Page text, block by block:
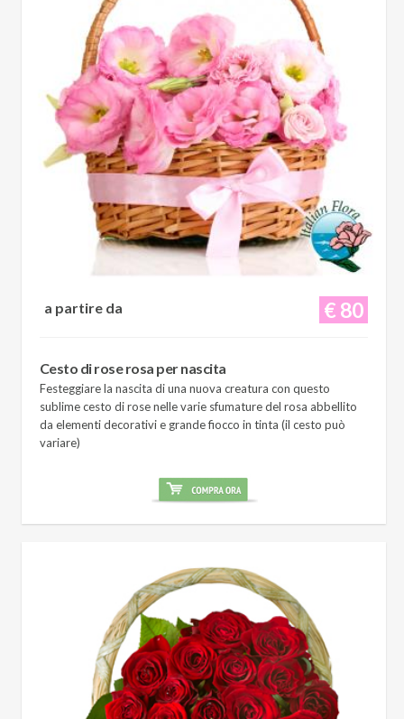
€ 80
a partire da
Cesto di rose rosa per nascita
Festeggiare la nascita di una nuova creatura con questo
sublime cesto di rose nelle varie sfumature del rosa abbellito
da elementi decorativi e grande fiocco in tinta (il cesto può
variare)